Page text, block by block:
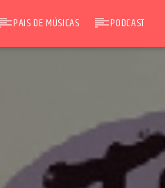
PAIS DE MÚSICAS PODCAST